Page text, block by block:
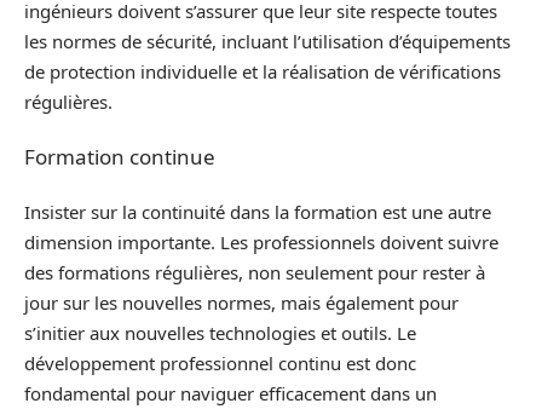
ingénieurs doivent s’assurer que leur site respecte toutes
les normes de sécurité, incluant l’utilisation d’équipements
de protection individuelle et la réalisation de vérifications
régulières.
Formation continue
Insister sur la continuité dans la formation est une autre
dimension importante. Les professionnels doivent suivre
des formations régulières, non seulement pour rester à
jour sur les nouvelles normes, mais également pour
s’initier aux nouvelles technologies et outils. Le
développement professionnel continu est donc
fondamental pour naviguer efficacement dans un